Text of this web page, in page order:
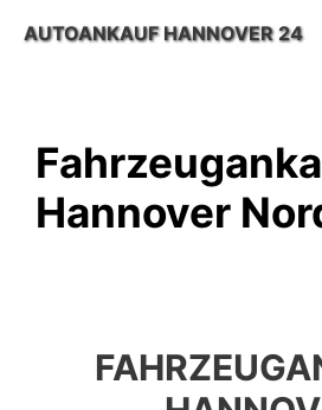
InhaltAUTOANKAUF HANNOVER 24
Hannover